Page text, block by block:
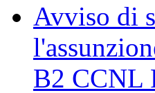
Avviso di
B2 CCNL